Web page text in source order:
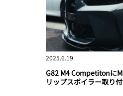
2025.6.19
G82 M4 Competitonに
リップスポイラー取り付